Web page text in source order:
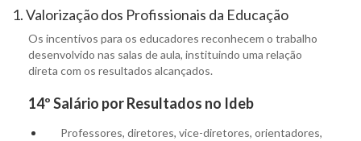
1. Valorização dos Profissionais da Educação
Os incentivos para os educadores reconhecem o trabalho
desenvolvido nas salas de aula, instituindo uma relação
direta com os resultados alcançados.
14º Salário por Resultados no Ideb
Professores, diretores, vice-diretores, orientadores,